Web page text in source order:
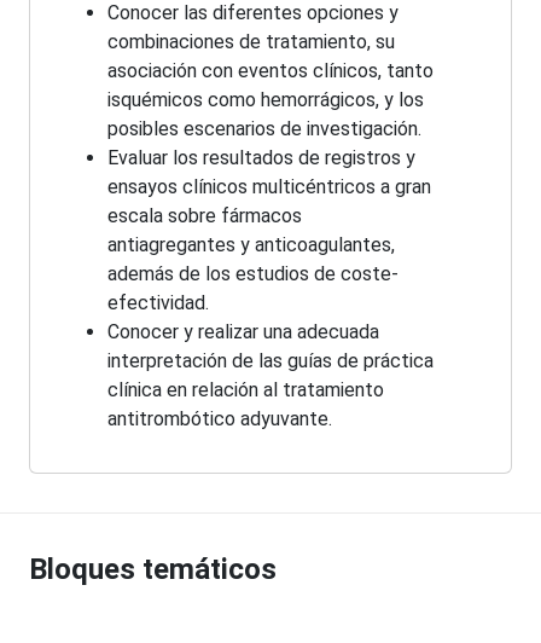
Conocer las diferentes opciones y
combinaciones de tratamiento, su
asociación con eventos clínicos, tanto
isquémicos como hemorrágicos, y los
posibles escenarios de investigación.
Evaluar los resultados de registros y
ensayos clínicos multicéntricos a gran
escala sobre fármacos
antiagregantes y anticoagulantes,
además de los estudios de coste-
efectividad.
Conocer y realizar una adecuada
interpretación de las guías de práctica
clínica en relación al tratamiento
antitrombótico adyuvante.
Bloques temáticos